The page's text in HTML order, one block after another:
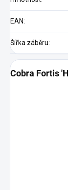
EAN:
Šířka záběru:
Cobra Fortis